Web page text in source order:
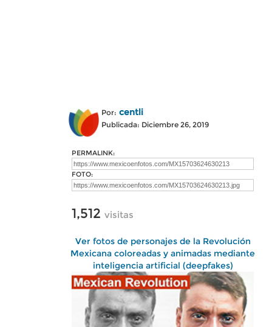
Por: centli
Publicada: Diciembre 26, 2019
PERMALINK:
FOTO:
1,512 visitas
Ver fotos de personajes de la Revolución
Mexicana coloreadas y animadas mediante
inteligencia artificial (deepfakes)